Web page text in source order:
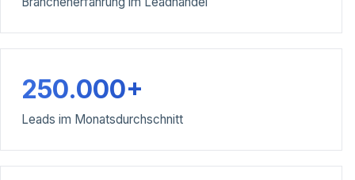
250.000+
Leads im Monatsdurchschnitt